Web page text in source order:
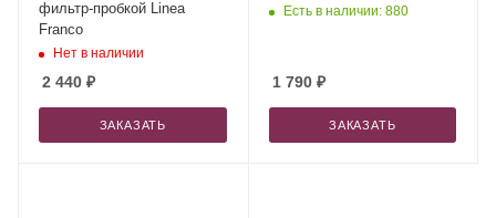
фильтр-пробкой Linea
Franco
Нет в наличии
2 440 ₽
ЗАКАЗАТЬ
Есть в наличии: 880
1 790₽
ЗАКАЗАТЬ